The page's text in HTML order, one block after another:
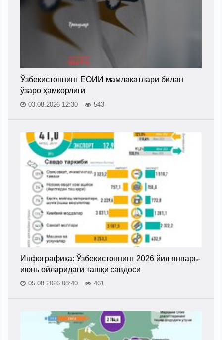
Ўзбекистоннинг ЕОИИ мамлакатлари билан
ўзаро ҳамкорлиги
03.08.2026 12:30 543
Инфографика: Ўзбекистоннинг 2026 йил январь-
июнь ойларидаги ташқи савдоси
05.08.2026 08:40 461